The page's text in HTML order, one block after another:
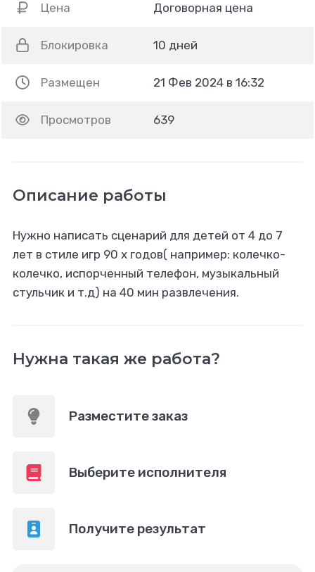
Цена Договорная цена
Блокировка 10 дней
Размещен 21 Фев 2024 в 16:32
Просмотров 639
Описание работы
Нужно написать сценарий для детей от 4 до 7
лет в стиле игр 90 х годов( например: колечко-
колечко, испорченный телефон, музыкальный
стульчик и т.д) на 40 мин развлечения.
Нужна такая же работа?
Разместите заказ
Выберите исполнителя
Получите результат